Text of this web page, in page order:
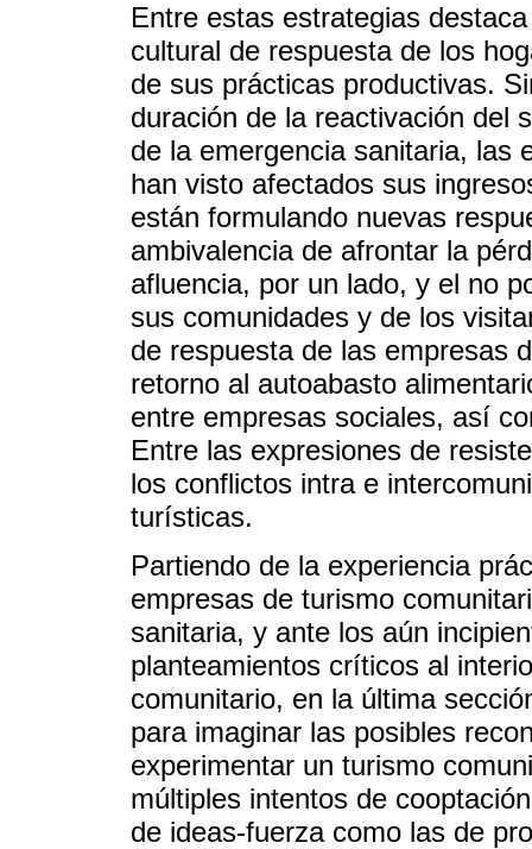
Entre estas estrategias
cultural de respuesta de los
de sus prácticas productivas.
duración de la reactivación del
de la emergencia sanitaria, las
han visto afectados sus
están formulando nuevas
ambivalencia de afrontar la
afluencia, por un lado, y el no
sus comunidades y de los
de respuesta de las empresas
retorno al autoabasto
entre empresas sociales, así
Entre las expresiones de
los conflictos intra e
turísticas.
Partiendo de la experiencia
empresas de turismo
sanitaria, y ante los aún
planteamientos críticos al
comunitario, en la última
para imaginar las posibles
experimentar un turismo
múltiples intentos de
de ideas-fuerza como las de